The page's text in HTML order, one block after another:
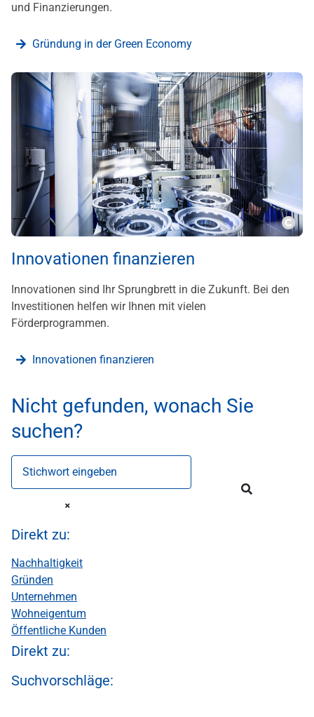
und Finanzierungen.
Gründung in der Green Economy
Innovationen finanzieren
Innovationen sind Ihr Sprungbrett in die Zukunft. Bei den
Investitionen helfen wir Ihnen mit vielen
Förderprogrammen.
Innovationen finanzieren
Nicht gefunden, wonach Sie
suchen?
Stichwort eingeben
Direkt zu:
Nachhaltigkeit
Gründen
Unternehmen
Wohneigentum
Öffentliche Kunden
Direkt zu:
Suchvorschläge: